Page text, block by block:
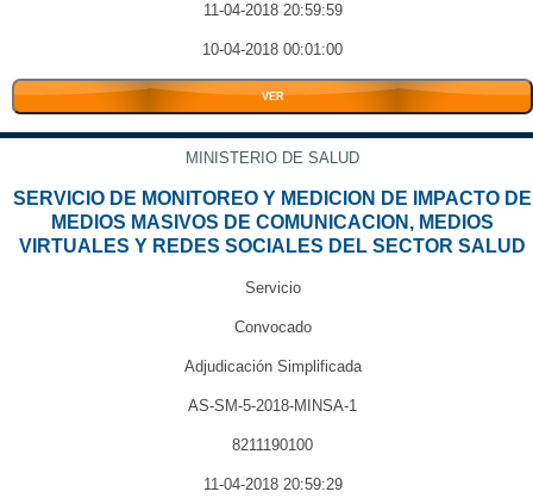
11-04-2018 20:59:59
10-04-2018 00:01:00
VER
MINISTERIO DE SALUD
SERVICIO DE MONITOREO Y MEDICION DE IMPACTO DE
MEDIOS MASIVOS DE COMUNICACION, MEDIOS
VIRTUALES Y REDES SOCIALES DEL SECTOR SALUD
Servicio
Convocado
Adjudicación Simplificada
AS-SM-5-2018-MINSA-1
8211190100
11-04-2018 20:59:29